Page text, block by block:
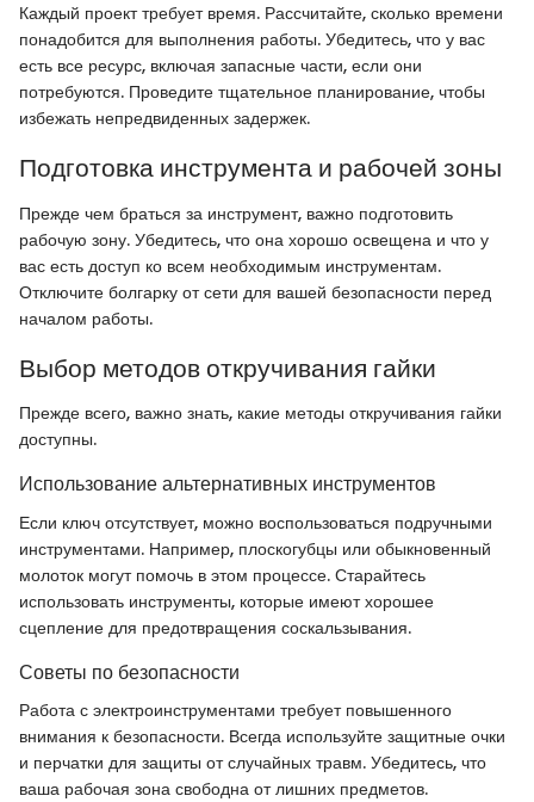
Каждый проект требует время. Рассчитайте, сколько времени
понадобится для выполнения работы. Убедитесь, что у вас
есть все ресурс, включая запасные части, если они
потребуются. Проведите тщательное планирование, чтобы
избежать непредвиденных задержек.
Подготовка инструмента и рабочей зоны
Прежде чем браться за инструмент, важно подготовить
рабочую зону. Убедитесь, что она хорошо освещена и что у
вас есть доступ ко всем необходимым инструментам.
Отключите болгарку от сети для вашей безопасности перед
началом работы.
Выбор методов откручивания гайки
Прежде всего, важно знать, какие методы откручивания гайки
доступны.
Использование альтернативных инструментов
Если ключ отсутствует, можно воспользоваться подручными
инструментами. Например, плоскогубцы или обыкновенный
молоток могут помочь в этом процессе. Старайтесь
использовать инструменты, которые имеют хорошее
сцепление для предотвращения соскальзывания.
Советы по безопасности
Работа с электроинструментами требует повышенного
внимания к безопасности. Всегда используйте защитные очки
и перчатки для защиты от случайных травм. Убедитесь, что
ваша рабочая зона свободна от лишних предметов.